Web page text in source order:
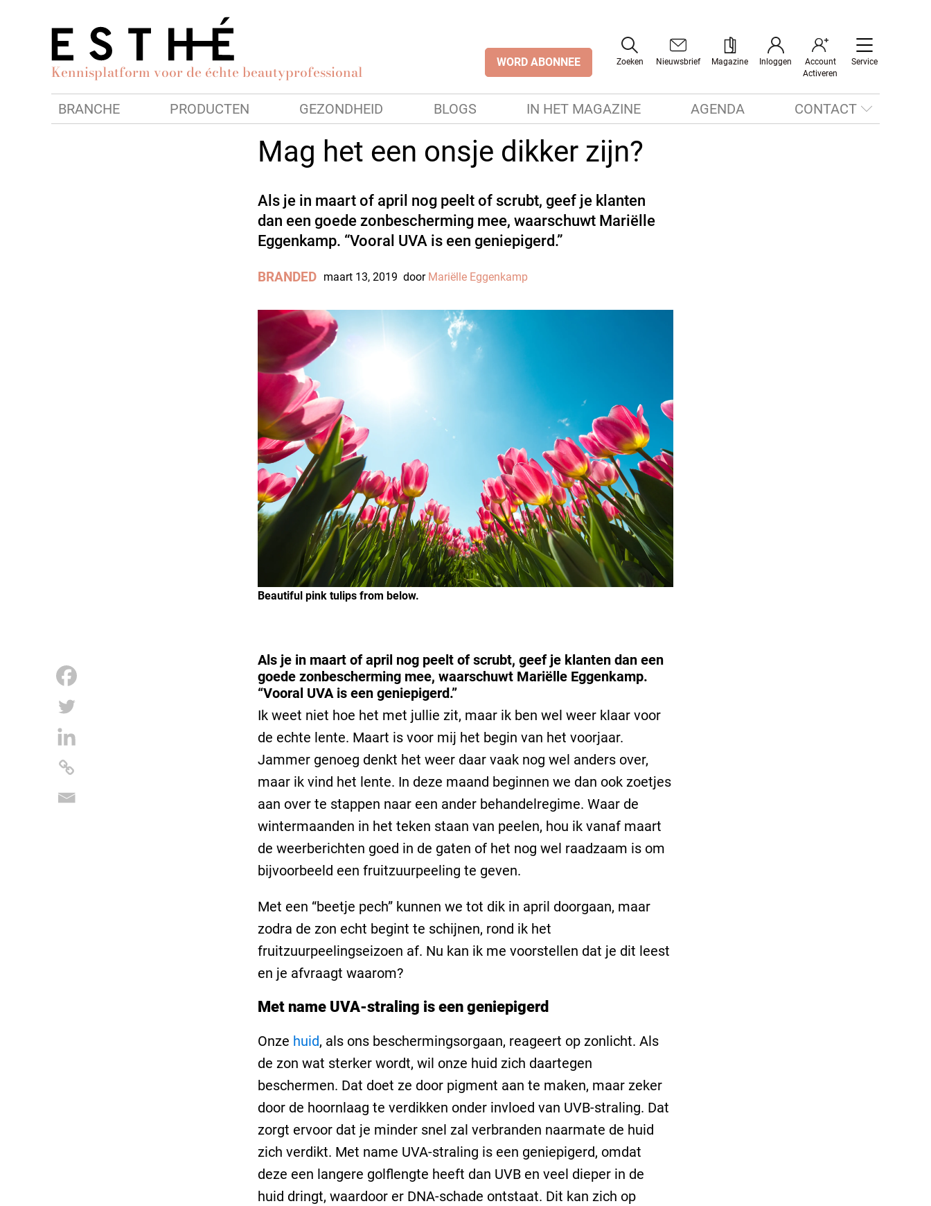
Kennisplatform voor de échte beautyprofessional WORD ABONNEE Zoeken Nieuwsbrief Magazine Inloggen
Account
Activeren
Service
BRANCHE PRODUCTEN GEZONDHEID BLOGS IN HET MAGAZINE AGENDA CONTACT
Mag het een onsje dikker zijn?
Als je in maart of april nog peelt of scrubt, geef je klanten
dan een goede zonbescherming mee, waarschuwt Mariëlle
Eggenkamp. “Vooral UVA is een geniepigerd.”
BRANDED maart 13, 2019 door Mariëlle Eggenkamp
Beautiful pink tulips from below.
Als je in maart of april nog peelt of scrubt, geef je klanten dan een
goede zonbescherming mee, waarschuwt Mariëlle Eggenkamp.
“Vooral UVA is een geniepigerd.”
Ik weet niet hoe het met jullie zit, maar ik ben wel weer klaar voor
de echte lente. Maart is voor mij het begin van het voorjaar.
Jammer genoeg denkt het weer daar vaak nog wel anders over,
maar ik vind het lente. In deze maand beginnen we dan ook zoetjes
aan over te stappen naar een ander behandelregime. Waar de
wintermaanden in het teken staan van peelen, hou ik vanaf maart
de weerberichten goed in de gaten of het nog wel raadzaam is om
bijvoorbeeld een fruitzuurpeeling te geven.
Met een “beetje pech” kunnen we tot dik in april doorgaan, maar
zodra de zon echt begint te schijnen, rond ik het
fruitzuurpeelingseizoen af. Nu kan ik me voorstellen dat je dit leest
en je afvraagt waarom?
Met name UVA-straling is een geniepigerd
Onze huid, als ons beschermingsorgaan, reageert op zonlicht. Als
de zon wat sterker wordt, wil onze huid zich daartegen
beschermen. Dat doet ze door pigment aan te maken, maar zeker
door de hoornlaag te verdikken onder invloed van UVB-straling. Dat
zorgt ervoor dat je minder snel zal verbranden naarmate de huid
zich verdikt. Met name UVA-straling is een geniepigerd, omdat
deze een langere golflengte heeft dan UVB en veel dieper in de
huid dringt, waardoor er DNA-schade ontstaat. Dit kan zich op